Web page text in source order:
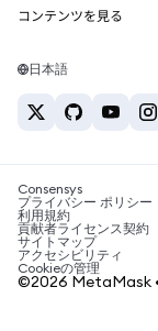
Web3サービス
サポート
キャリア
お問い合わせ
Tetherの価格
USDT→INR
BTC→INR
ETH→USDT
ETHの購入
USDTの購入
SHIBの購入
BNBの購入
コンテンツを見る
Solanaウォレット
税制関連ニュース
暗号資産の購入方法は？
ビットコインを売るに
日本語
Consensys
プライバシー ポリシー
利用規約
貢献者ライセンス契約
サイトマップ
アクセシビリティ
Cookieの管理
©2026 MetaMask